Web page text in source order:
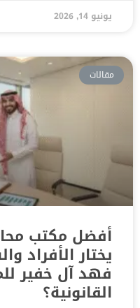
يونيو 14, 2026
مقالات
أفضل مكتب
يختار الأفراد
فهد آل خفير
القانونية؟